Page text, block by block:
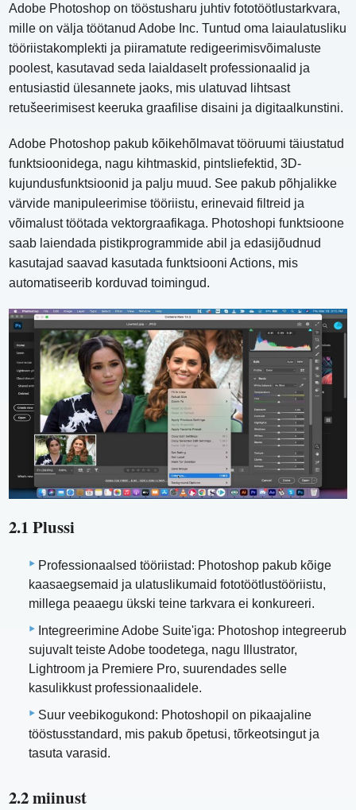
Adobe Photoshop on tööstusharu juhtiv fototöötlustarkvara,
mille on välja töötanud Adobe Inc. Tuntud oma laiaulatusliku
tööriistakomplekti ja piiramatute redigeerimisvõimaluste
poolest, kasutavad seda laialdaselt professionaalid ja
entusiastid ülesannete jaoks, mis ulatuvad lihtsast
retušeerimisest keeruka graafilise disaini ja digitaalkunstini.
Adobe Photoshop pakub kõikehõlmavat tööruumi täiustatud
funktsioonidega, nagu kihtmaskid, pintsliefektid, 3D-
kujundusfunktsioonid ja palju muud. See pakub põhjalikke
värvide manipuleerimise tööriistu, erinevaid filtreid ja
võimalust töötada vektorgraafikaga. Photoshopi funktsioone
saab laiendada pistikprogrammide abil ja edasijõudnud
kasutajad saavad kasutada funktsiooni Actions, mis
automatiseerib korduvad toimingud.
2.1 Plussi
Professionaalsed tööriistad: Photoshop pakub kõige
kaasaegsemaid ja ulatuslikumaid fototöötlustööriistu,
millega peaaegu ükski teine ​​tarkvara ei konkureeri.
Integreerimine Adobe Suite'iga: Photoshop integreerub
sujuvalt teiste Adobe toodetega, nagu Illustrator,
Lightroom ja Premiere Pro, suurendades selle
kasulikkust professionaalidele.
Suur veebikogukond: Photoshopil on pikaajaline
tööstusstandard, mis pakub õpetusi, tõrkeotsingut ja
tasuta varasid.
2.2 miinust